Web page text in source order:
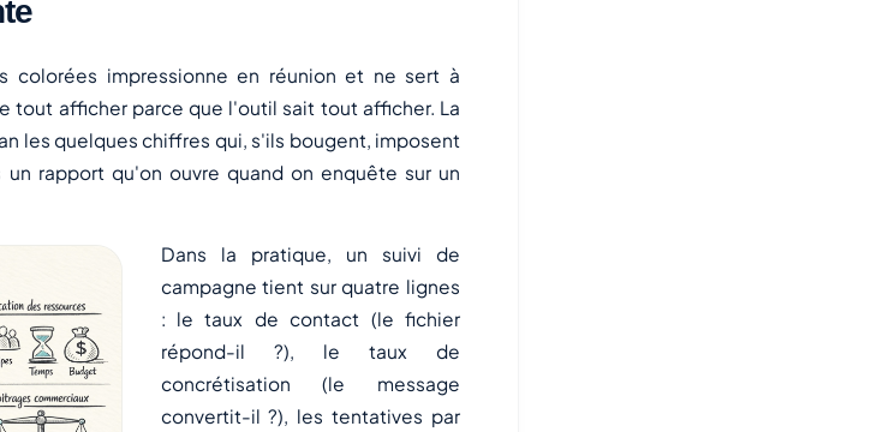
colorées impressionne en réunion et ne sert à
tout afficher parce que l'outil sait tout afficher. La
les quelques chiffres qui, s'ils bougent, imposent
rapport qu'on ouvre quand on enquête sur un
Dans la pratique, un suivi de
campagne tient sur quatre lignes
: le taux de contact (le fichier
répond-il ?), le taux de
concrétisation (le message
convertit-il ?), les tentatives par